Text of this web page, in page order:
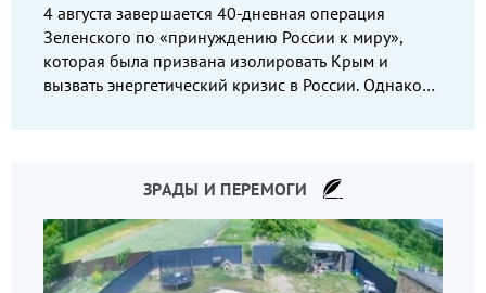
4 августа завершается 40-дневная операция
Зеленского по «принуждению России к миру»,
которая была призвана изолировать Крым и
вызвать энергетический кризис в России. Однако
ЗРАДЫ И ПЕРЕМОГИ